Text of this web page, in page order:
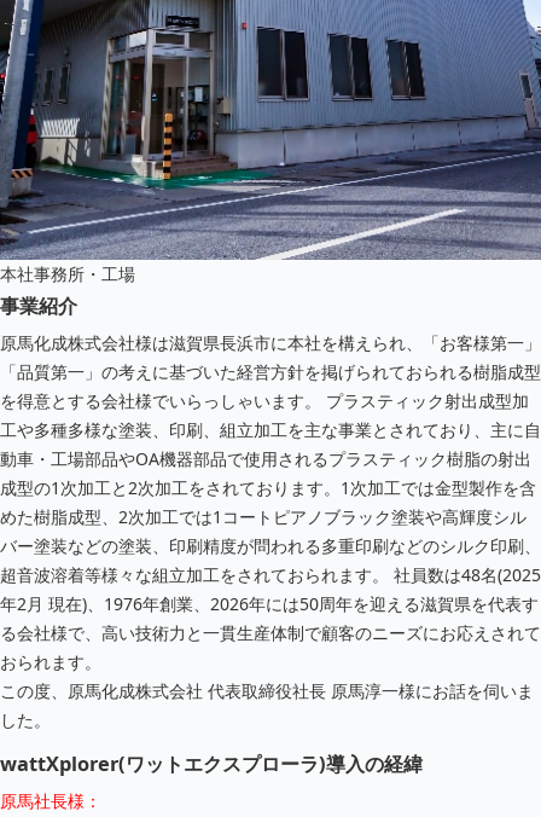
本社事務所・工場
事業紹介
原馬化成株式会社様は滋賀県長浜市に本社を構えられ、「お客様第一」
「品質第一」の考えに基づいた経営方針を掲げられておられる樹脂成型
を得意とする会社様でいらっしゃいます。 プラスティック射出成型加
工や多種多様な塗装、印刷、組立加工を主な事業とされており、主に自
動車・工場部品やOA機器部品で使用されるプラスティック樹脂の射出
成型の1次加工と2次加工をされております。1次加工では金型製作を含
めた樹脂成型、2次加工では1コートピアノブラック塗装や高輝度シル
バー塗装などの塗装、印刷精度が問われる多重印刷などのシルク印刷、
超音波溶着等様々な組立加工をされておられます。
社員数は48名(2025
年2月 現在)、1976年創業、2026年には50周年を迎える滋賀県を代表す
る会社様で、高い技術力と一貫生産体制で顧客のニーズにお応えされて
おられます。
この度、原馬化成株式会社 代表取締役社長 原馬淳一様にお話を伺いま
した。
wattXplorer(ワットエクスプローラ)導入の経緯
原馬社長様：